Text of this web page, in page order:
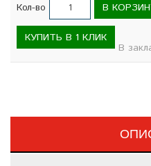
Кол-во В
КУПИТЬ В 1 КЛИК
В